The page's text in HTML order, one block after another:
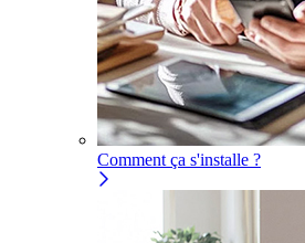
Comment ça s'installe ?